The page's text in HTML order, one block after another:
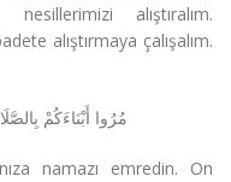
alıştıralım.
alıştırmaya çalışalım.
مُرُوا أَبْنَاءَكُمْ
namazı emredin. On